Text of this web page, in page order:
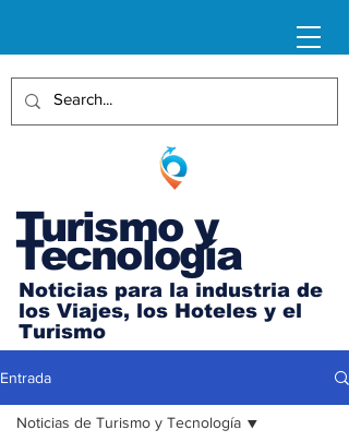
Turismo y
Tecnología
Noticias para la industria de
los Viajes, los Hoteles y el
Turismo
Entrada
Noticias de Turismo y Tecnología